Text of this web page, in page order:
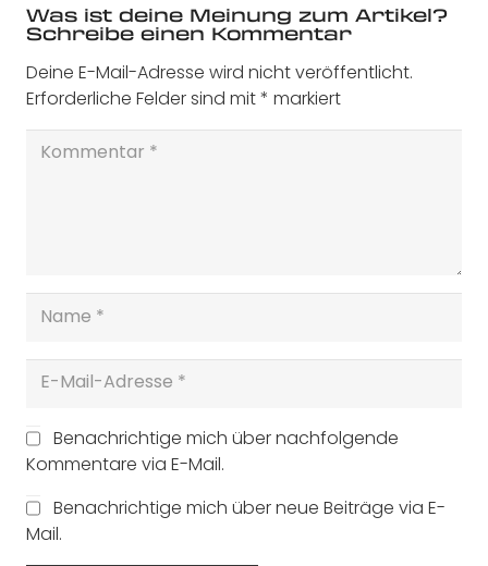
Was ist deine Meinung zum Artikel?
Schreibe einen Kommentar
Deine E-Mail-Adresse wird nicht veröffentlicht.
Erforderliche Felder sind mit* markiert
Benachrichtige mich über nachfolgende
Kommentare via E-Mail.
Benachrichtige mich über neue Beiträge via E-
Mail.